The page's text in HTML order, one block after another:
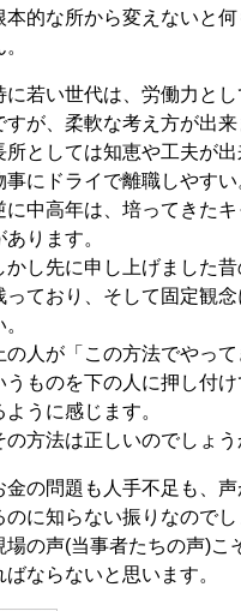
Re:
本的な所から変えないと
。
に若い世代は、労働力と
すが、柔軟な考え方が出来
所としては知恵や工夫が
事にドライで離職しやすい
に中高年は、培ってきた
あります。
かし先に申し上げました
っており、そして固定観
の人が「この方法でやっ
うものを下の人に押し付
ように感じます。
の方法は正しいのでしょう
金の問題も人手不足も、
のに知らない振りなのでし
場の声(当事者たちの声)こ
ばならないと思います。